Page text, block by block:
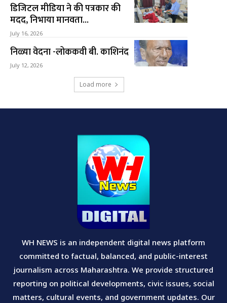
डिजिटल मीडिया ने की पत्रकार की
मदद, निभाया मानवता...
July 16, 2026
निळ्या वेदना -लोककवी बी. काशिनंद
July 12, 2026
Load more
WH NEWS is an independent digital news platform
committed to factual, balanced, and public-interest
journalism across Maharashtra. We provide structured
reporting on political developments, civic issues, social
matters, cultural events, and government updates. Our